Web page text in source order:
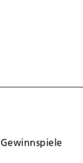
Gewinnspiele